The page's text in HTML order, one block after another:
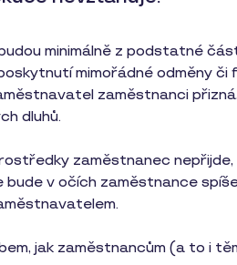
minimálně z podstatné
mimořádné odměny či
zaměstnanci
dluhů.
zaměstnanec
bude v očích zaměstnance
jak zaměstnancům (a to i